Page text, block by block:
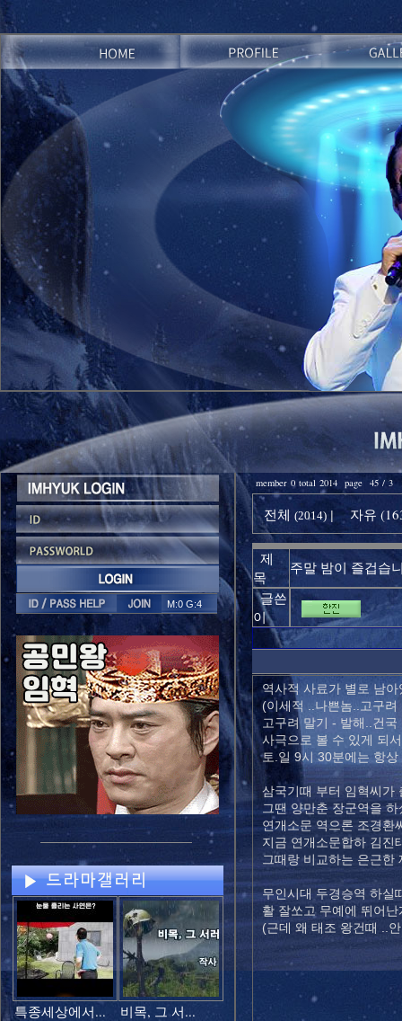
M:0 G:4
특종세상에서... 비목, 그 서...
member 0 total 2014 page 45 / 3
전체 (2014) | 자유
제
목
주말 밤이 즐겁습
글쓴
이
역사적 사료가 별로 남
(이세적 ..나쁜놈..고구
고구려 말기 - 발해..건
사극으로 볼 수 있게 되
토.일 9시 30분에는 항
삼국기때 부터 임혁씨가
그땐 양만춘 장군역을 하
연개소문 역으론 조경환
지금 연개소문합하 김진
그때랑 비교하는 은근한
무인시대 두경승역 하실
활 잘쏘고 무예에 뛰어
(근데 왜 태조 왕건때 ..